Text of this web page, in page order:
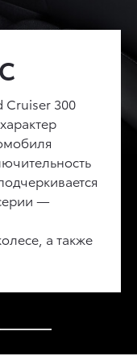
Cruiser 300
—
а также
нового
который
воздуха
стекло
позволяют
вождения.